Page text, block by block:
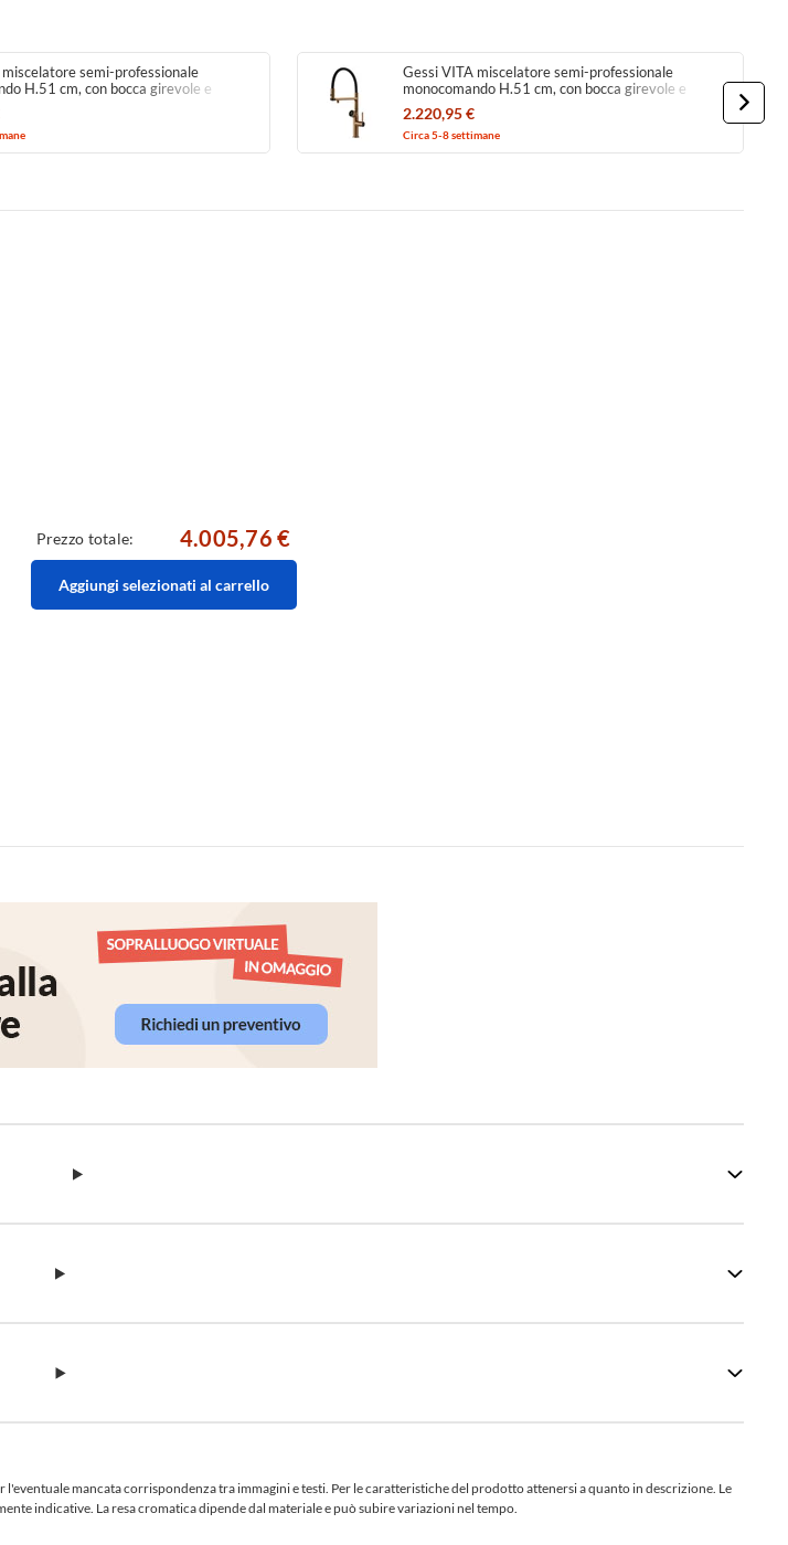
semi-professionale
H.51 cm, con bocca girevole e
multifunzione, finitura finox
60722#149
Gessi VITA miscelatore semi-professionale
monocomando H.51 cm, con bocca girevole e
sistema di erogazione multifunzione, finitura warm
bronze brushed PVD 60722#726
2.220,95 €
Circa 5-8 settimane
Prezzo totale: 4.005,76 €
Aggiungi selezionati al carrello
mancata corrispondenza tra immagini e testi. Per le caratteristiche del prodotto attenersi a quanto in descrizione. Le
indicative. La resa cromatica dipende dal materiale e può subire variazioni nel tempo.